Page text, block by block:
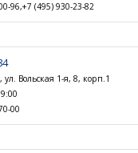
96,+7 (495) 930-23-82
ул. Вольская 1-я, 8, корп.1
00